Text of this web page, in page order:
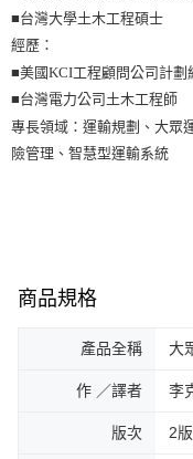
■台灣大學土木工程碩士
經歷：
■美國KCI工程顧問公司計劃
■台灣電力公司土木工程師
專長領域：運輸規劃、大眾
險管理、智慧型運輸系統
商品規格
產品全稱 大
作 ／譯者 李
版次 2版